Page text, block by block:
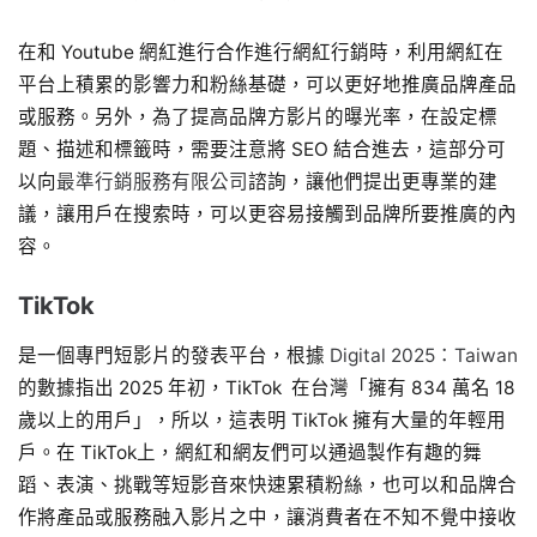
在和 Youtube 網紅進行合作進行網紅行銷時，利用網紅在
平台上積累的影響力和粉絲基礎，可以更好地推廣品牌產品
或服務。另外，為了提高品牌方影片的曝光率，在設定標
題、描述和標籤時，需要注意將 SEO 結合進去，這部分可
以向最準行銷服務有限公司諮詢，讓他們提出更專業的建
議，讓用戶在搜索時，可以更容易接觸到品牌所要推廣的內
容。
TikTok
是一個專門短影片的發表平台，根據 Digital 2025：Taiwan
的數據指出 2025 年初，TikTok 在台灣「擁有 834 萬名 18
歲以上的用戶」，所以，這表明 TikTok 擁有大量的年輕用
戶。在 TikTok上，網紅和網友們可以通過製作有趣的舞
蹈、表演、挑戰等短影音來快速累積粉絲，也可以和品牌合
作將產品或服務融入影片之中，讓消費者在不知不覺中接收